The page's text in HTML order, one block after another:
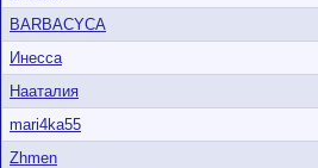
BARBACYCA
Инесса
Нааталия
mari4ka55
Zhmen